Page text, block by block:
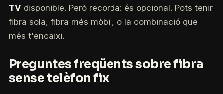
TV disponible. Però recorda: és opcional. Pots tenir
fibra sola, fibra més mòbil, o la combinació que
més t'encaixi.
Preguntes freqüents sobre fibra
sense telèfon fix